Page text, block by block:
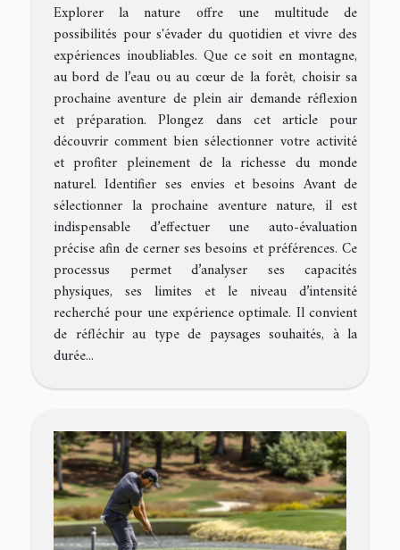
Explorer la nature offre une multitude de
possibilités pour s'évader du quotidien et vivre des
expériences inoubliables. Que ce soit en montagne,
au bord de l’eau ou au cœur de la forêt, choisir sa
prochaine aventure de plein air demande réflexion
et préparation. Plongez dans cet article pour
découvrir comment bien sélectionner votre activité
et profiter pleinement de la richesse du monde
naturel. Identifier ses envies et besoins Avant de
sélectionner la prochaine aventure nature, il est
indispensable d’effectuer une auto-évaluation
précise afin de cerner ses besoins et préférences. Ce
processus permet d’analyser ses capacités
physiques, ses limites et le niveau d’intensité
recherché pour une expérience optimale. Il convient
de réfléchir au type de paysages souhaités, à la
durée...